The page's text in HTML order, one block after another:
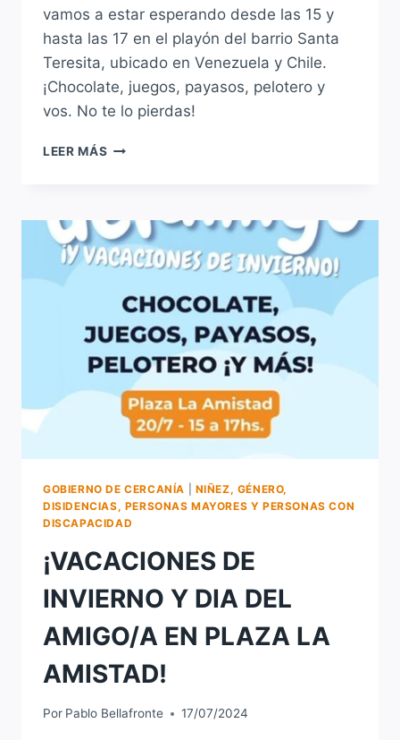
vamos a estar esperando desde las 15 y
hasta las 17 en el playón del barrio Santa
Teresita, ubicado en Venezuela y Chile.
¡Chocolate, juegos, payasos, pelotero y
vos. No te lo pierdas!
LEER MÁS ¡VENITE
VACACIONES
DE
INVIERNO
BARRIO
SANTA
TERESITA!
GOBIERNO DE CERCANÍA
NIÑEZ, GÉNERO,
DISIDENCIAS, PERSONAS MAYORES Y PERSONAS CON
DISCAPACIDAD
¡VACACIONES DE
INVIERNO Y DIA DEL
AMIGO/A EN PLAZA LA
AMISTAD!
Por Pablo Bellafronte 17/07/2024